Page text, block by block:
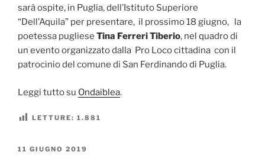
sarà ospite, in Puglia, dell’Istituto Superiore
“Dell’Aquila” per presentare, il prossimo 18 giugno, la
poetessa pugliese Tina Ferreri Tiberio, nel quadro di
un evento organizzato dalla Pro Loco cittadina con il
patrocinio del comune di San Ferdinando di Puglia.
Leggi tutto su Ondaiblea.
LETTURE: 1.881
PUBBLICATO
11 GIUGNO 2019